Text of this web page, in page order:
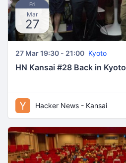
Fri
Mar
27
27 Mar 19:30 - 21:00 Kyoto
HN Kansai #28 Back in Kyoto
Hacker News - Kansai